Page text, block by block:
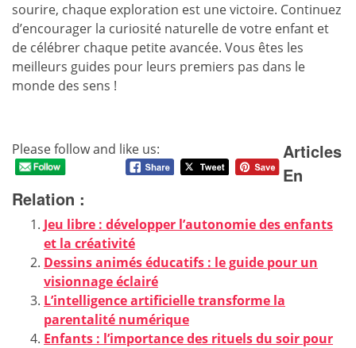
sourire, chaque exploration est une victoire. Continuez
d’encourager la curiosité naturelle de votre enfant et
de célébrer chaque petite avancée. Vous êtes les
meilleurs guides pour leurs premiers pas dans le
monde des sens !
Please follow and like us:
Articles
En
Relation :
Jeu libre : développer l’autonomie des enfants
et la créativité
Dessins animés éducatifs : le guide pour un
visionnage éclairé
L’intelligence artificielle transforme la
parentalité numérique
Enfants : l’importance des rituels du soir pour